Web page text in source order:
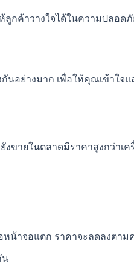
ลูกค้าวางใจได้ในความปลอด
อย่างมาก เพื่อให้คุณเข้าใจแ
ายในตลาดมีราคาสูงกว่าเค
น้าจอแตก ราคาจะลดลงตาม
น